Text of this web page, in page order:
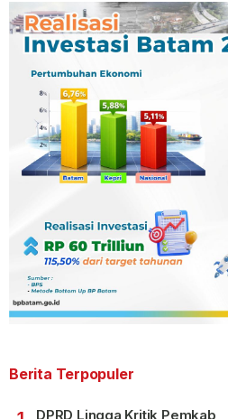
Berita Terpopuler
DPRD Lingga Kritik Pemkab,